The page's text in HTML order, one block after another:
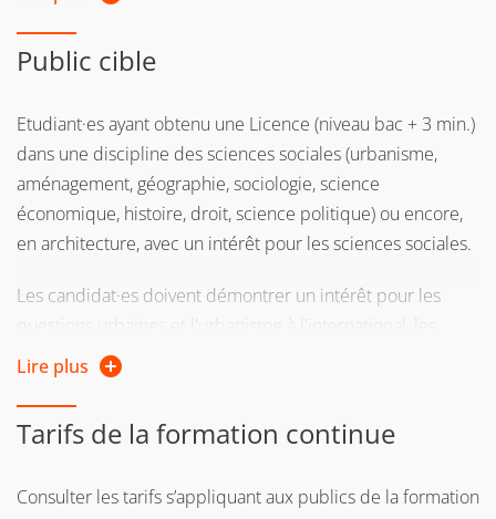
de validation des acquis personnels et professionnels
(VAPP)
Direction de la formation continue et de l’apprentissage
Consulter les tarifs s’appliquant aux publics de la formation
continue(lien : https://www.univ-grenoble-
alpes.fr/consulter-nos-tarifs/)
l'application e-candidat pour les M2. Le planning des
campagnes de candidatures est disponible sur le site
Public cible
Etudiant·es ayant obtenu une Licence (niveau bac + 3 min.)
dans une discipline des sciences sociales (urbanisme,
aménagement, géographie, sociologie, science
économique, histoire, droit, science politique) ou encore,
en architecture, avec un intérêt pour les sciences sociales.
Les candidat·es doivent démontrer un intérêt pour les
questions urbaines et l'urbanisme à l'international, les
transitions et les transformations urbaines.
Lire plus
Tarifs de la formation continue
Consulter les tarifs s’appliquant aux publics de la formation